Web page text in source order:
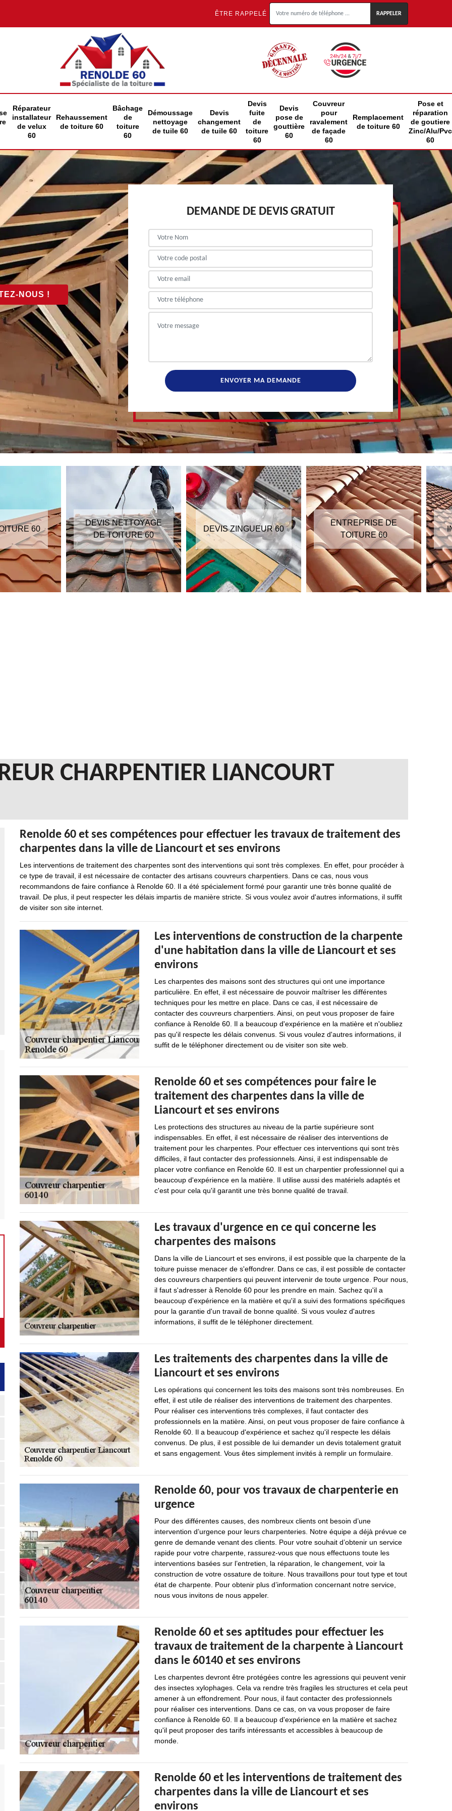
ÊTRE RAPPELÉ
Réparateur
installateur
de velux
60
Rehaussement
de toiture 60
Bâchage
de
toiture
60
Démoussage
nettoyage
de tuile 60
Devis
changement
de tuile 60
Devis
fuite
de
toiture
60
Devis
pose de
gouttière
60
Couvreur
pour
ravalement
de façade
60
Remplacement
de toiture 60
Pose et
réparation
de goutiere
Zinc/Alu/Pvc
60
NOUS !
DEMANDE DE DEVIS GRATUIT
60
DEVIS NETTOYAGE
DE TOITURE 60
DEVIS ZINGUEUR 60
ENTREPRISE DE
TOITURE 60
CHARPENTIER LIANCOURT
Renolde 60 et ses compétences pour effectuer les travaux de traitement des
charpentes dans la ville de Liancourt et ses environs
Les interventions de traitement des charpentes sont des interventions qui sont très complexes. En effet, pour procéder à
ce type de travail, il est nécessaire de contacter des artisans couvreurs charpentiers. Dans ce cas, nous vous
recommandons de faire confiance à Renolde 60. Il a été spécialement formé pour garantir une très bonne qualité de
travail. De plus, il peut respecter les délais impartis de manière stricte. Si vous voulez avoir d'autres informations, il suffit
de visiter son site internet.
Les interventions de construction de la charpente
d'une habitation dans la ville de Liancourt et ses
environs
Les charpentes des maisons sont des structures qui ont une importance
particulière. En effet, il est nécessaire de pouvoir maîtriser les différentes
techniques pour les mettre en place. Dans ce cas, il est nécessaire de
contacter des couvreurs charpentiers. Ainsi, on peut vous proposer de faire
confiance à Renolde 60. Il a beaucoup d'expérience en la matière et n'oubliez
pas qu'il respecte les délais convenus. Si vous voulez d'autres informations, il
suffit de le téléphoner directement ou de visiter son site web.
Renolde 60 et ses compétences pour faire le
traitement des charpentes dans la ville de
Liancourt et ses environs
Les protections des structures au niveau de la partie supérieure sont
indispensables. En effet, il est nécessaire de réaliser des interventions de
traitement pour les charpentes. Pour effectuer ces interventions qui sont très
difficiles, il faut contacter des professionnels. Ainsi, il est indispensable de
placer votre confiance en Renolde 60. Il est un charpentier professionnel qui a
beaucoup d'expérience en la matière. Il utilise aussi des matériels adaptés et
c'est pour cela qu'il garantit une très bonne qualité de travail.
Les travaux d'urgence en ce qui concerne les
charpentes des maisons
Dans la ville de Liancourt et ses environs, il est possible que la charpente de la
toiture puisse menacer de s'effondrer. Dans ce cas, il est possible de contacter
des couvreurs charpentiers qui peuvent intervenir de toute urgence. Pour nous,
il faut s'adresser à Renolde 60 pour les prendre en main. Sachez qu'il a
beaucoup d'expérience en la matière et qu'il a suivi des formations spécifiques
pour la garantie d'un travail de bonne qualité. Si vous voulez d'autres
informations, il suffit de le téléphoner directement.
Les traitements des charpentes dans la ville de
Liancourt et ses environs
Les opérations qui concernent les toits des maisons sont très nombreuses. En
effet, il est utile de réaliser des interventions de traitement des charpentes.
Pour réaliser ces interventions très complexes, il faut contacter des
professionnels en la matière. Ainsi, on peut vous proposer de faire confiance à
Renolde 60. Il a beaucoup d'expérience et sachez qu'il respecte les délais
convenus. De plus, il est possible de lui demander un devis totalement gratuit
et sans engagement. Vous êtes simplement invités à remplir un formulaire.
Renolde 60, pour vos travaux de charpenterie en
urgence
Pour des différentes causes, des nombreux clients ont besoin d’une
intervention d’urgence pour leurs charpenteries. Notre équipe a déjà prévue ce
genre de demande venant des clients. Pour votre souhait d’obtenir un service
rapide pour votre charpente, rassurez-vous que nous effectuons toute les
interventions basées sur l’entretien, la réparation, le changement, voir la
construction de votre ossature de toiture. Nous travaillons pour tout type et tout
état de charpente. Pour obtenir plus d’information concernant notre service,
nous vous invitons de nous appeler.
Renolde 60 et ses aptitudes pour effectuer les
travaux de traitement de la charpente à Liancourt
dans le 60140 et ses environs
Les charpentes devront être protégées contre les agressions qui peuvent venir
des insectes xylophages. Cela va rendre très fragiles les structures et cela peut
amener à un effondrement. Pour nous, il faut contacter des professionnels
pour réaliser ces interventions. Dans ce cas, on va vous proposer de faire
confiance à Renolde 60. Il a beaucoup d'expérience en la matière et sachez
qu'il peut proposer des tarifs intéressants et accessibles à beaucoup de
monde.
Renolde 60 et les interventions de traitement des
charpentes dans la ville de Liancourt et ses
environs